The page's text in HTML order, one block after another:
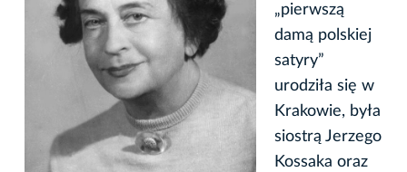
„pierwszą
damą polskiej
satyry”
urodziła się w
Krakowie, była
siostrą Jerzego
Kossaka oraz